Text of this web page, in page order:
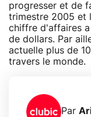
progresser et de
trimestre 2005 et
chiffre d'affaires
de dollars. Par
actuelle plus de
travers le monde.
Par